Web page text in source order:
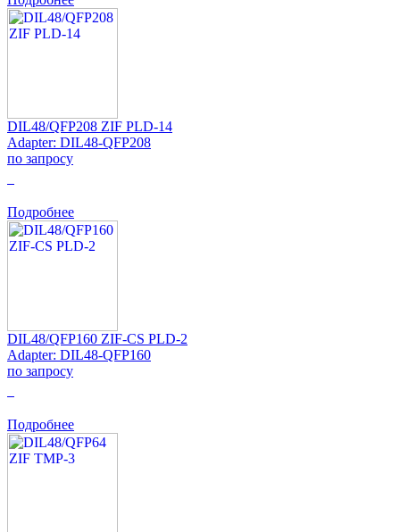
DIL48/QFP208 ZIF PLD-14
Adapter: DIL48-QFP208
по запросу
Подробнее
DIL48/QFP160 ZIF-CS PLD-2
Adapter: DIL48-QFP160
по запросу
Подробнее